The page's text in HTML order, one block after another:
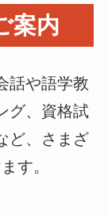
案内
話や語学教
グ、資格試
ど、さまざ
す。